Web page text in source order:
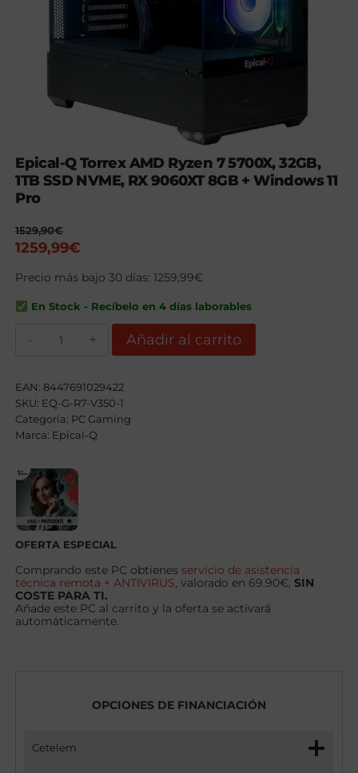
Epical-Q Torrex AMD Ryzen 7 5700X, 32GB,
1TB SSD NVME, RX 9060XT 8GB + Windows 11
Pro
1529,90€
El
original
era:
1529,90€.
1259,99€
actual
es:
Precio más bajo 30 días:1259,99€
En Stock - Recíbelo en 4 días laborables
Ryzen
7
5700X,
32GB,
1TB
SSD
RX
9060XT
8GB
+
Windows
11
Pro
Añadir al carrito
EAN:8447691029422
SKU: EQ-G-R7-V350-1
Categoría: PC Gaming
Marca: Epical-Q
OFERTA ESPECIAL
Comprando este PC obtienes servicio de asistencia
técnica remota + ANTIVIRUS, valorado en 69.90€,SIN
COSTE PARA TI.
Añade este PC al carrito y la oferta se activará
automáticamente.
OPCIONES DE FINANCIACIÓN
Cetelem